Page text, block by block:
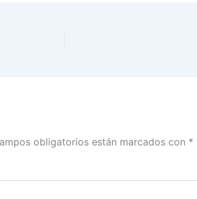
obligatorios están marcados con *